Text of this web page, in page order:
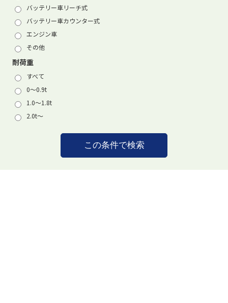
バッテリー車リーチ式
バッテリー車カウンター式
エンジン車
その他
耐荷重
すべて
0〜0.9t
1.0〜1.8t
2.0t〜